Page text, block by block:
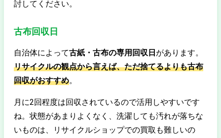
討してください。
古布回収日
自治体によって古紙・古布の専用回収日があります。
リサイクルの観点から言えば、ただ捨てるよりも古布
回収がおすすめ。
月に2回程度は回収されているので活用しやすいです
ね。状態があまりよくなく、洗濯しても汚れが落ちな
いものは、リサイクルショップでの買取も難しいの